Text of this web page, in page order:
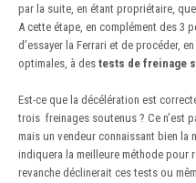
par la suite, en étant propriétaire,
A cette étape, en complément des 3
d’essayer la Ferrari et de procéder,
optimales, à des tests de freinage
Est-ce que la décélération est
trois freinages soutenus ? Ce n’est
mais un vendeur connaissant bien
indiquera la meilleure méthode pour
revanche déclinerait ces tests ou